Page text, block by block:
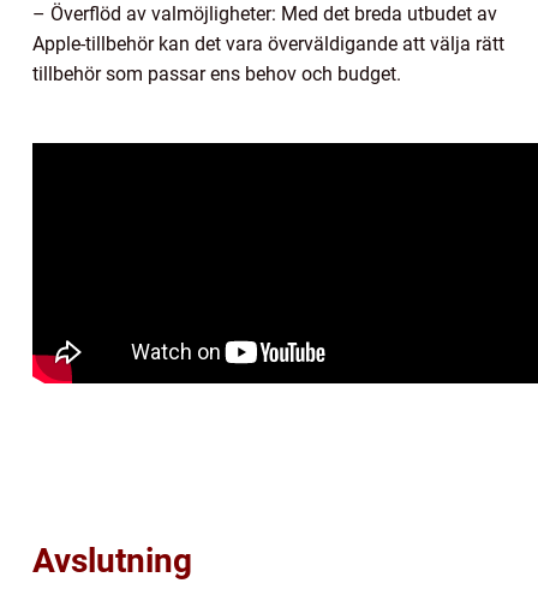
– Överflöd av valmöjligheter: Med det breda utbudet av
Apple-tillbehör kan det vara överväldigande att välja rätt
tillbehör som passar ens behov och budget.
Avslutning